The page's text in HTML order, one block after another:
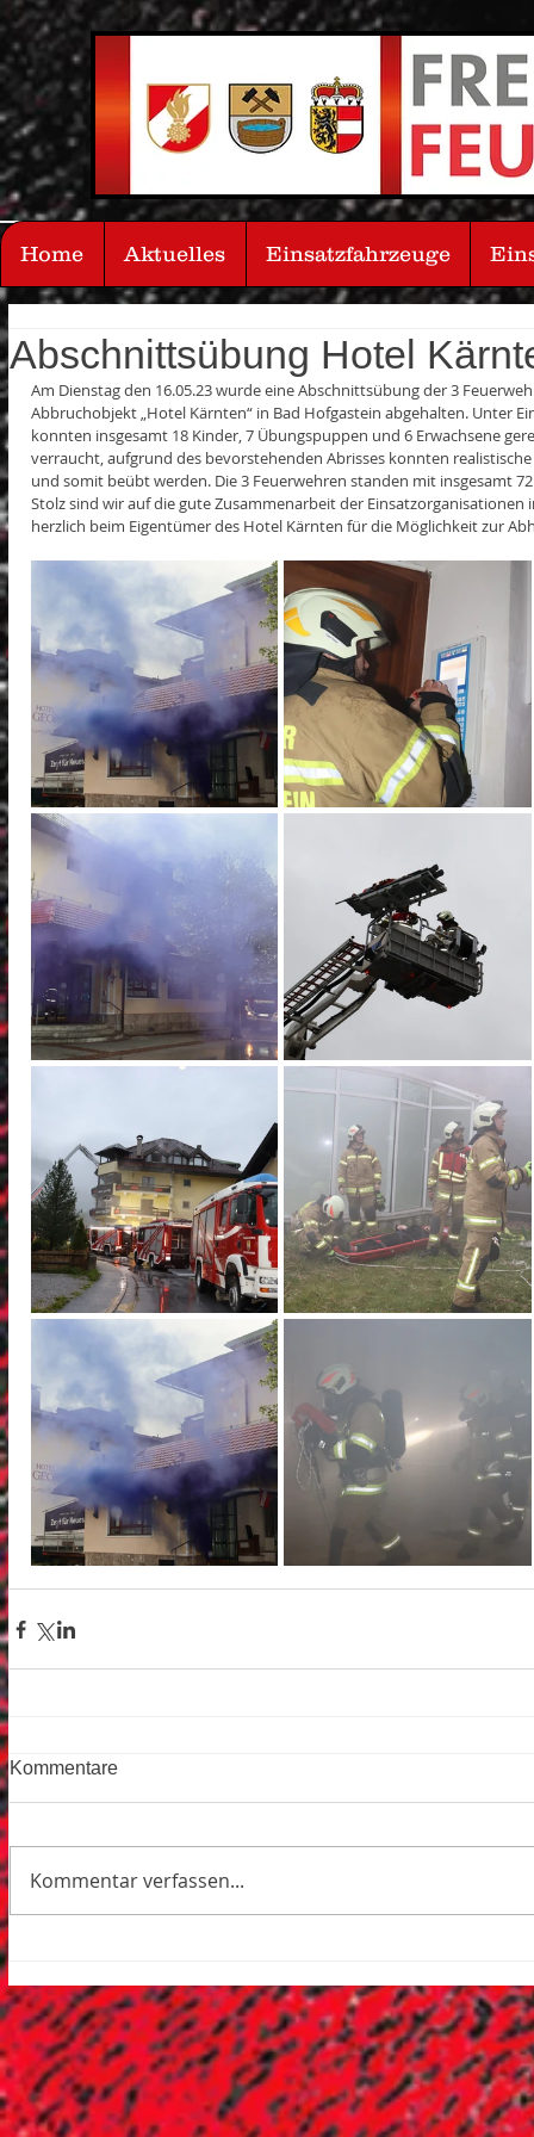
Abschnittsübung Hotel
Am Dienstag den 16.05.23 wurde eine Abschnittsübung der 3
Abbruchobjekt „Hotel Kärnten“ in Bad Hofgastein abgehalten. Unter
konnten insgesamt 18 Kinder, 7 Übungspuppen und 6 Erwachsene
verraucht, aufgrund des bevorstehenden Abrisses konnten
und somit beübt werden. Die 3 Feuerwehren standen mit insgesamt
Stolz sind wir auf die gute Zusammenarbeit der
herzlich beim Eigentümer des Hotel Kärnten für die Möglichkeit zur
Kommentare
Kommentar verfassen...
Home Aktuelles Einsatzfahrzeuge